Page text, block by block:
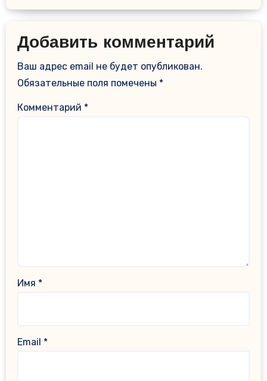
Добавить комментарий
Ваш адрес email не будет опубликован.
Обязательные поля помечены *
Комментарий *
Имя *
Email *